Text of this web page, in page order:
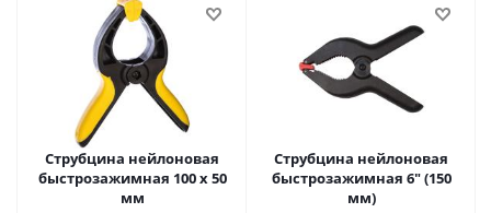
Струбцина нейлоновая
быстрозажимная 100 x 50
мм
Струбцина нейлоновая
быстрозажимная 6" (150
мм)